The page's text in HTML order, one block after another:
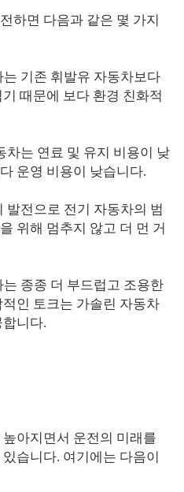
하면 다음과 같은 몇 가지
기존 휘발유 자동차보다
때문에 보다 환경 친화적
차는 연료 및 유지 비용이 낮
운영 비용이 낮습니다.
발전으로 전기 자동차의 범
위해 멈추지 않고 더 먼 거
종종 더 부드럽고 조용한
인 토크는 가솔린 자동차
니다.
아지면서 운전의 미래를
습니다. 여기에는 다음이